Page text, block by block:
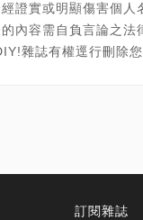
證實或明顯傷害個人
內容需自負言論之
雜誌有權逕行刪除您
訂閱雜誌